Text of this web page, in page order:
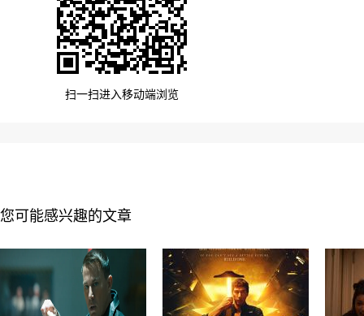
扫一扫进入移动端浏览
您可能感兴趣的文章